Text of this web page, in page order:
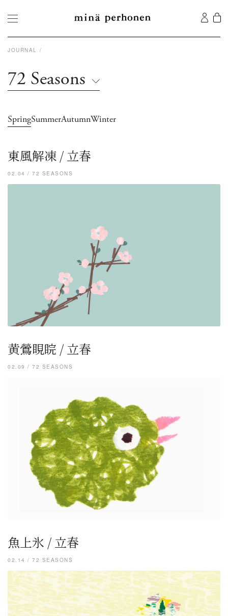
JOURNAL
72 Seasons
SpringSummerAutumnWinter
東風解凍 / 立春
02.04 / 72 SEASONS
黄鶯睍睆 / 立春
02.09 / 72 SEASONS
魚上氷 / 立春
02.14 / 72 SEASONS